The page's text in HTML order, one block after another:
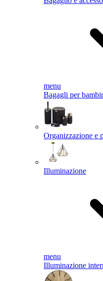
menu
Bagagli per
Organizzazione e
Illuminazione
menu
Illuminazione